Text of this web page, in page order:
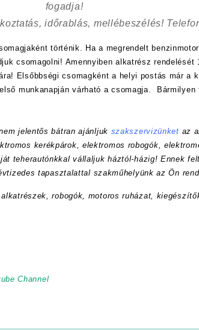
fogadja!
időrablás, mellébeszélés!
történik. Ha a megrendelt
csomagolni! Amennyiben alkatrész rendelését
Elsőbbségi csomagként a helyi postás már a
munkanapján várható a csomagja. Bármilyen
jelentős bátran ajánljuk szakszervizünket az
kerékpárok, elektromos robogók,
teherautónkkal vállaljuk háztól-házig! Ennek
tapasztalattal szakműhelyünk az Ön
robogók, motoros ruházat,
Channel